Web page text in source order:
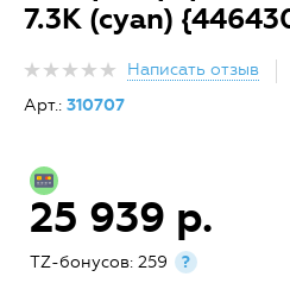
7.3K (cyan)
Написать отзыв
Арт.: 310707
25 939 р.
TZ-бонусов: 259 ?